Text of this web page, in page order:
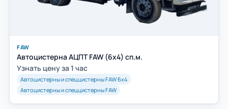
FAW
Автоцистерна АЦПТ FAW (6х4) сп.м.
Узнать цену за 1 час
Автоцистерны и спеццистерны FAW 6х4
Автоцистерны и спеццистерны FAW